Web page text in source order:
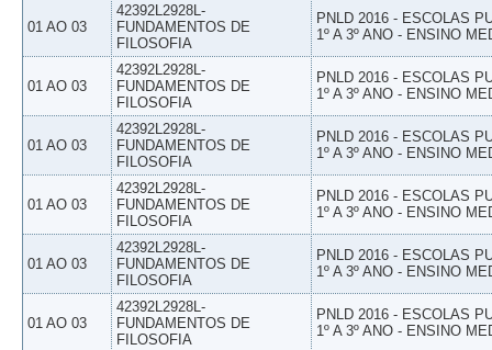
01 AO 03
42392L2928L-
FUNDAMENTOS DE
FILOSOFIA
PNLD 2016 - ESCOLAS
1º A 3º ANO - ENSINO
01 AO 03
42392L2928L-
FUNDAMENTOS DE
FILOSOFIA
PNLD 2016 - ESCOLAS
1º A 3º ANO - ENSINO
01 AO 03
42392L2928L-
FUNDAMENTOS DE
FILOSOFIA
PNLD 2016 - ESCOLAS
1º A 3º ANO - ENSINO
01 AO 03
42392L2928L-
FUNDAMENTOS DE
FILOSOFIA
PNLD 2016 - ESCOLAS
1º A 3º ANO - ENSINO
01 AO 03
42392L2928L-
FUNDAMENTOS DE
FILOSOFIA
PNLD 2016 - ESCOLAS
1º A 3º ANO - ENSINO
01 AO 03
42392L2928L-
FUNDAMENTOS DE
FILOSOFIA
PNLD 2016 - ESCOLAS
1º A 3º ANO - ENSINO